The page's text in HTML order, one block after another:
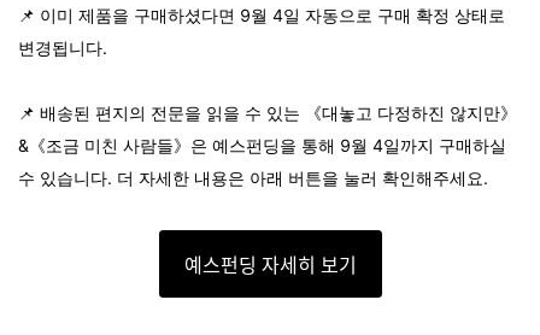
📌 이미 제품을 구매하셨다면 9월 4일 자동으로 구매 확정 상태로
변경됩니다.
📌 배송된 편지의 전문을 읽을 수 있는 《대놓고 다정하진 않지만》
&《조금 미친 사람들》은 예스펀딩을 통해 9월 4일까지 구매하실
수 있습니다. 더 자세한 내용은 아래 버튼을 눌러 확인해주세요.
예스펀딩 자세히 보기